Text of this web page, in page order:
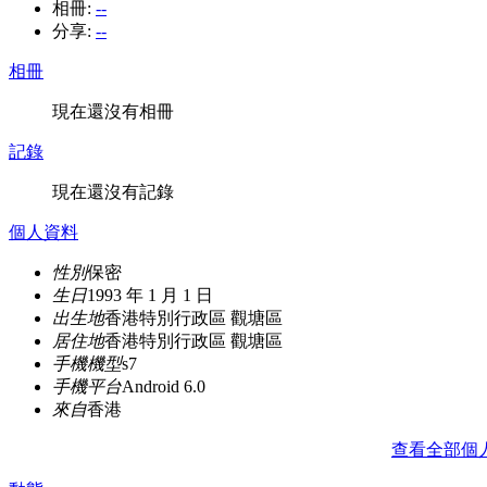
相冊: --
分享: --
相冊
現在還沒有相冊
記錄
現在還沒有記錄
個人資料
性別保密
生日1993 年 1 月 1 日
出生地香港特別行政區 觀塘區
居住地香港特別行政區 觀塘區
手機機型s7
手機平台Android 6.0
來自香港
查看全部個